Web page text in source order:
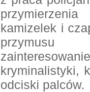
kamizelek i
przymusu
kryminalistyki,
odciski palców.